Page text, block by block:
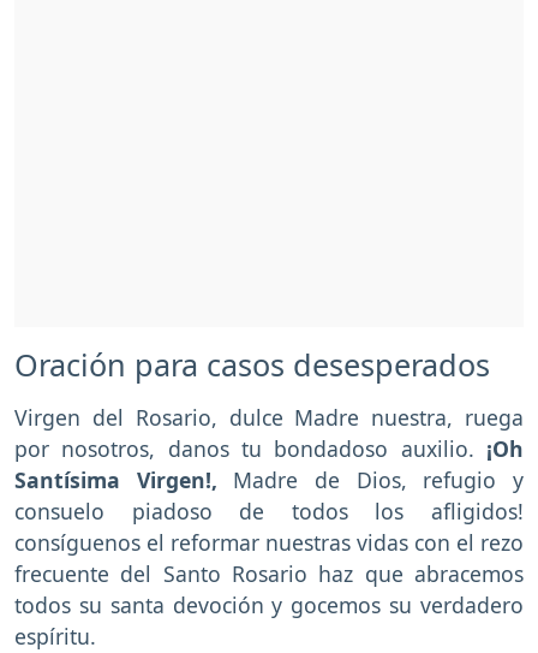
Oración para casos desesperados
Virgen del Rosario, dulce Madre nuestra, ruega
por nosotros, danos tu bondadoso auxilio. ¡Oh
Santísima Virgen!, Madre de Dios, refugio y
consuelo piadoso de todos los afligidos!
consíguenos el reformar nuestras vidas con el rezo
frecuente del Santo Rosario haz que abracemos
todos su santa devoción y gocemos su verdadero
espíritu.